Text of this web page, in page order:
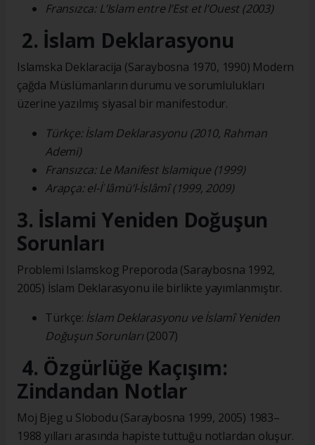
Fransızca: L’Islam entre l’Est et l’Ouest (2003)
2. İslam Deklarasyonu
Islamska Deklaracija (Saraybosna 1970, 1990) Modern
çağda Müslümanların durumu ve sorumlulukları
üzerine yazılmış siyasal bir manifestodur.
Türkçe: İslam Deklarasyonu (2010, Rahman
Ademi)
Fransızca: Le Manifest Islamique (1999)
Arapça: el-İʿlâmü’l-İslâmî (1999, 2009)
3. İslami Yeniden Doğuşun
Sorunları
Problemi Islamskog Preporoda (Saraybosna 1992,
2005) İslam Deklarasyonu ile birlikte yayımlanmıştır.
Türkçe: İslam Deklarasyonu ve İslamî Yeniden
Doğuşun Sorunları(2007)
4. Özgürlüğe Kaçışım:
Zindandan Notlar
Moj Bjeg u Slobodu (Saraybosna 1999, 2005) 1983–
1988 yılları arasında hapiste tuttuğu notlardan oluşur.